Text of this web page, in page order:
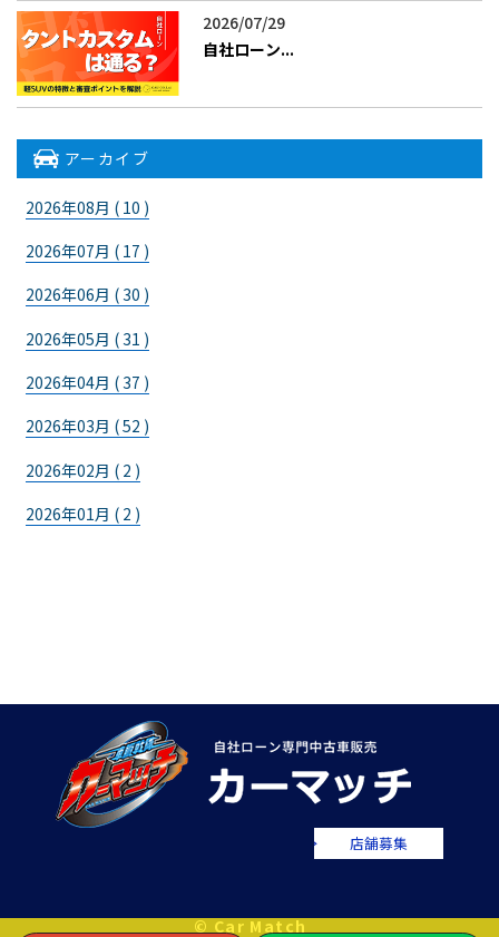
2026/07/29
自社ローン...
アーカイブ
2026年08月 ( 10 )
2026年07月 ( 17 )
2026年06月 ( 30 )
2026年05月 ( 31 )
2026年04月 ( 37 )
2026年03月 ( 52 )
2026年02月 ( 2 )
2026年01月 ( 2 )
店舗募集
© Car Match